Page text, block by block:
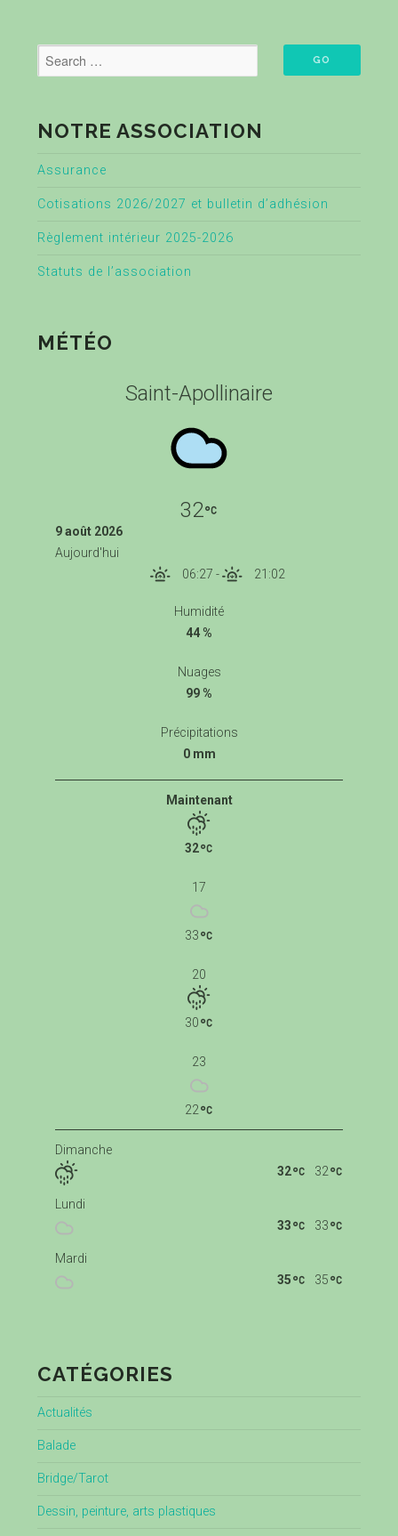
NOTRE ASSOCIATION
Assurance
Cotisations 2026/2027 et bulletin d’adhésion
Règlement intérieur 2025-2026
Statuts de l’association
MÉTÉO
Saint-Apollinaire
32
9 août 2026
Aujourd'hui
06:27 - 21:02
Humidité
44 %
Nuages
99 %
Précipitations
0 mm
Maintenant
32
17
33
20
30
23
22
Dimanche
32
32
Lundi
33
33
Mardi
35
35
CATÉGORIES
Actualités
Balade
Bridge/Tarot
Dessin, peinture, arts plastiques